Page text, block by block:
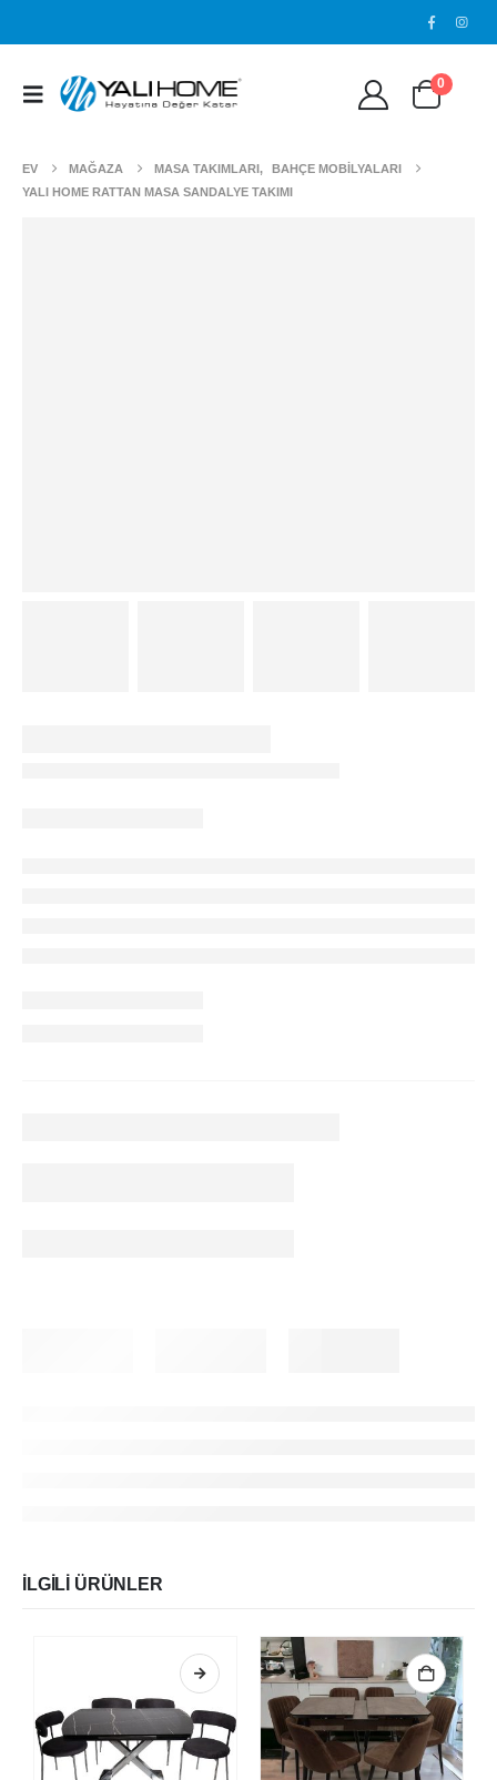
0
EV MAĞAZA MASA TAKIMLARI,
BAHÇE MOBİLYALARI
YALI HOME RATTAN MASA SANDALYE TAKIMI
İLGILI ÜRÜNLER